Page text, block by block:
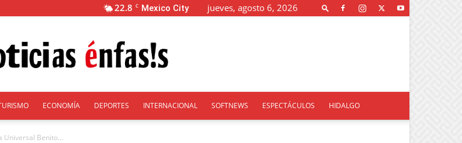
22.8 C Mexico City jueves, agosto 6, 2026
Énfasis
ECONOMÍA DEPORTES INTERNACIONAL SOFTNEWS ESPECTÁCULOS HIDALGO
Universal Benito...